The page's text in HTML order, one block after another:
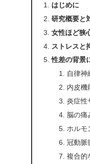
はじめに
研究概要と
女性ほど狭
ストレスと
性差の背景
自律神
内皮機
炎症性
脳の痛
ホルモ
冠動脈
複合的